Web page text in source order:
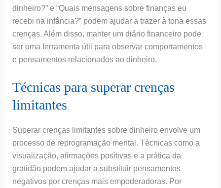
dinheiro?” e “Quais mensagens sobre finanças eu
recebi na infância?” podem ajudar a trazer à tona essas
crenças. Além disso, manter um diário financeiro pode
ser uma ferramenta útil para observar comportamentos
e pensamentos relacionados ao dinheiro.
Técnicas para superar crenças
limitantes
Superar crenças limitantes sobre dinheiro envolve um
processo de reprogramação mental. Técnicas como a
visualização, afirmações positivas e a prática da
gratidão podem ajudar a substituir pensamentos
negativos por crenças mais empoderadoras. Por